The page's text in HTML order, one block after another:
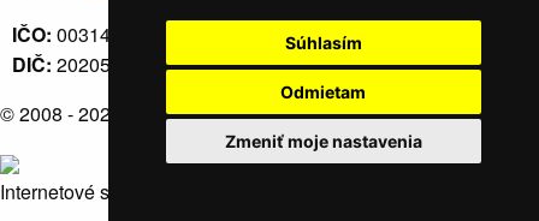
Súhlasím
Odmietam
Zmeniť moje nastavenia
IČO: 00314676
DIČ: 2020571707
© 2008 - 2026
Námestovo.sk
Internetové stránky